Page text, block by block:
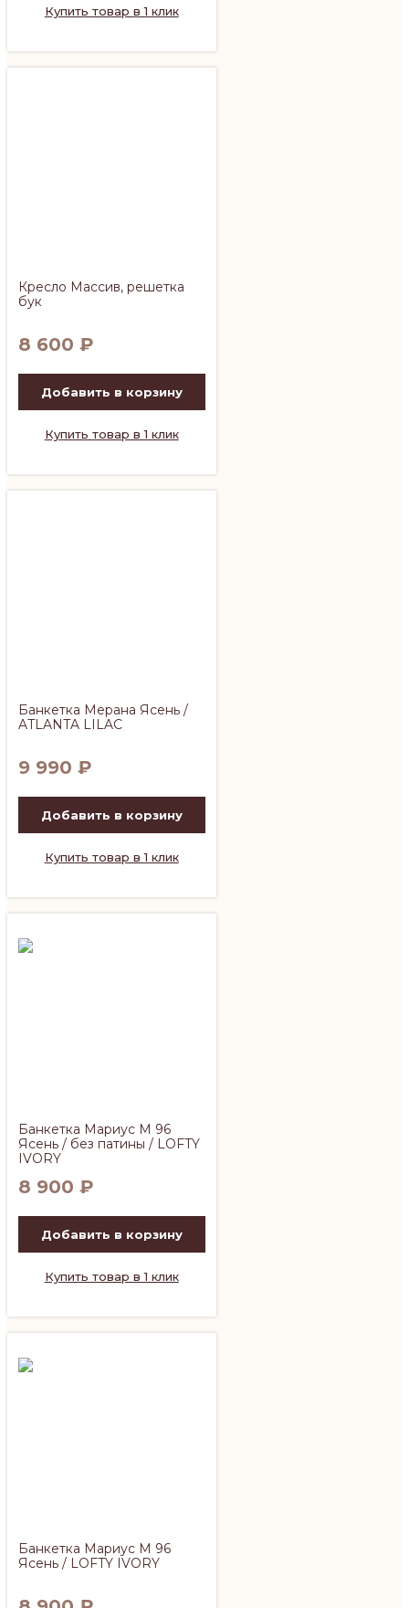
Купить товар в 1 клик
Кресло Массив, решетка
бук
8 600 ₽
Добавить в корзину
Купить товар в 1 клик
Банкетка Мерана Ясень /
ATLANTA LILAC
9 990 ₽
Добавить в корзину
Купить товар в 1 клик
Банкетка Мариус М 96
Ясень / без патины / LOFTY
IVORY
8 900 ₽
Добавить в корзину
Купить товар в 1 клик
Банкетка Мариус М 96
Ясень / LOFTY IVORY